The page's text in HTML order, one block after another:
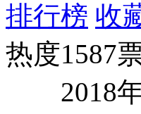
排行榜 收
热度1587
2018年